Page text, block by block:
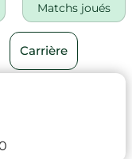
Matchs joués
Carrière